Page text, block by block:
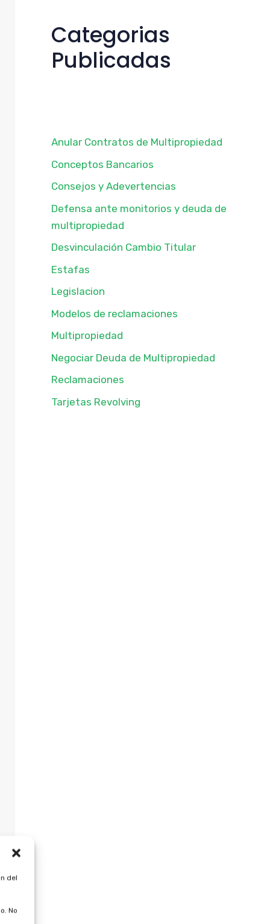
del
No
Categorias
Publicadas
Anular Contratos de Multipropiedad
Conceptos Bancarios
Consejos y Adevertencias
Defensa ante monitorios y deuda de
multipropiedad
Desvinculación Cambio Titular
Estafas
Legislacion
Modelos de reclamaciones
Multipropiedad
Negociar Deuda de Multipropiedad
Reclamaciones
Tarjetas Revolving